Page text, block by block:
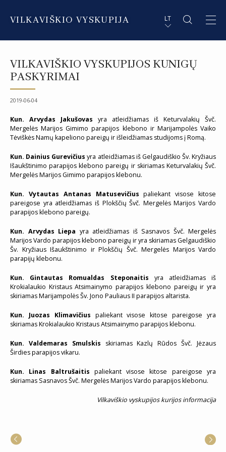
VILKAVIŠKIO VYSKUPIJA LT
DVASININKAI
DEKANATAI IR PARAPIJOS
PAŠVĘSTAS GYVENIMAS
IT SOMMARIO
VILKAVIŠKIO VYSKUPIJOS KUNIGŲ
PASKYRIMAI
2019-06-04
Kun. Arvydas Jakušovas yra atleidžiamas iš Keturvalakių Švč.
Mergelės Marijos Gimimo parapijos klebono ir Marijampolės Vaiko
Tėviškės Namų kapeliono pareigų ir išleidžiamas studijoms į Romą.
Kun. Dainius Gurevičius yra atleidžiamas iš Gelgaudiškio Šv. Kryžiaus
Išaukštinimo parapijos klebono pareigų ir skiriamas Keturvalakių Švč.
Mergelės Marijos Gimimo parapijos klebonu.
Kun. Vytautas Antanas Matusevičius paliekant visose kitose
pareigose yra atleidžiamas iš Plokščių Švč. Mergelės Marijos Vardo
parapijos klebono pareigų.
Kun. Arvydas Liepa yra atleidžiamas iš Sasnavos Švč. Mergelės
Marijos Vardo parapijos klebono pareigų ir yra skiriamas Gelgaudiškio
Šv. Kryžiaus Išaukštinimo ir Plokščių Švč. Mergelės Marijos Vardo
parapijų klebonu.
Kun. Gintautas Romualdas Steponaitis yra atleidžiamas iš
Krokialaukio Kristaus Atsimainymo parapijos klebono pareigų ir yra
skiriamas Marijampolės Šv. Jono Pauliaus II parapijos altarista.
Kun. Juozas Klimavičius paliekant visose kitose pareigose yra
skiriamas Krokialaukio Kristaus Atsimainymo parapijos klebonu.
Kun. Valdemaras Smulskis skiriamas Kazlų Rūdos Švč. Jėzaus
Širdies parapijos vikaru.
Kun. Linas Baltrušaitis paliekant visose kitose pareigose yra
skiriamas Sasnavos Švč. Mergelės Marijos Vardo parapijos klebonu.
Vilkaviškio vyskupijos kurijos informacija